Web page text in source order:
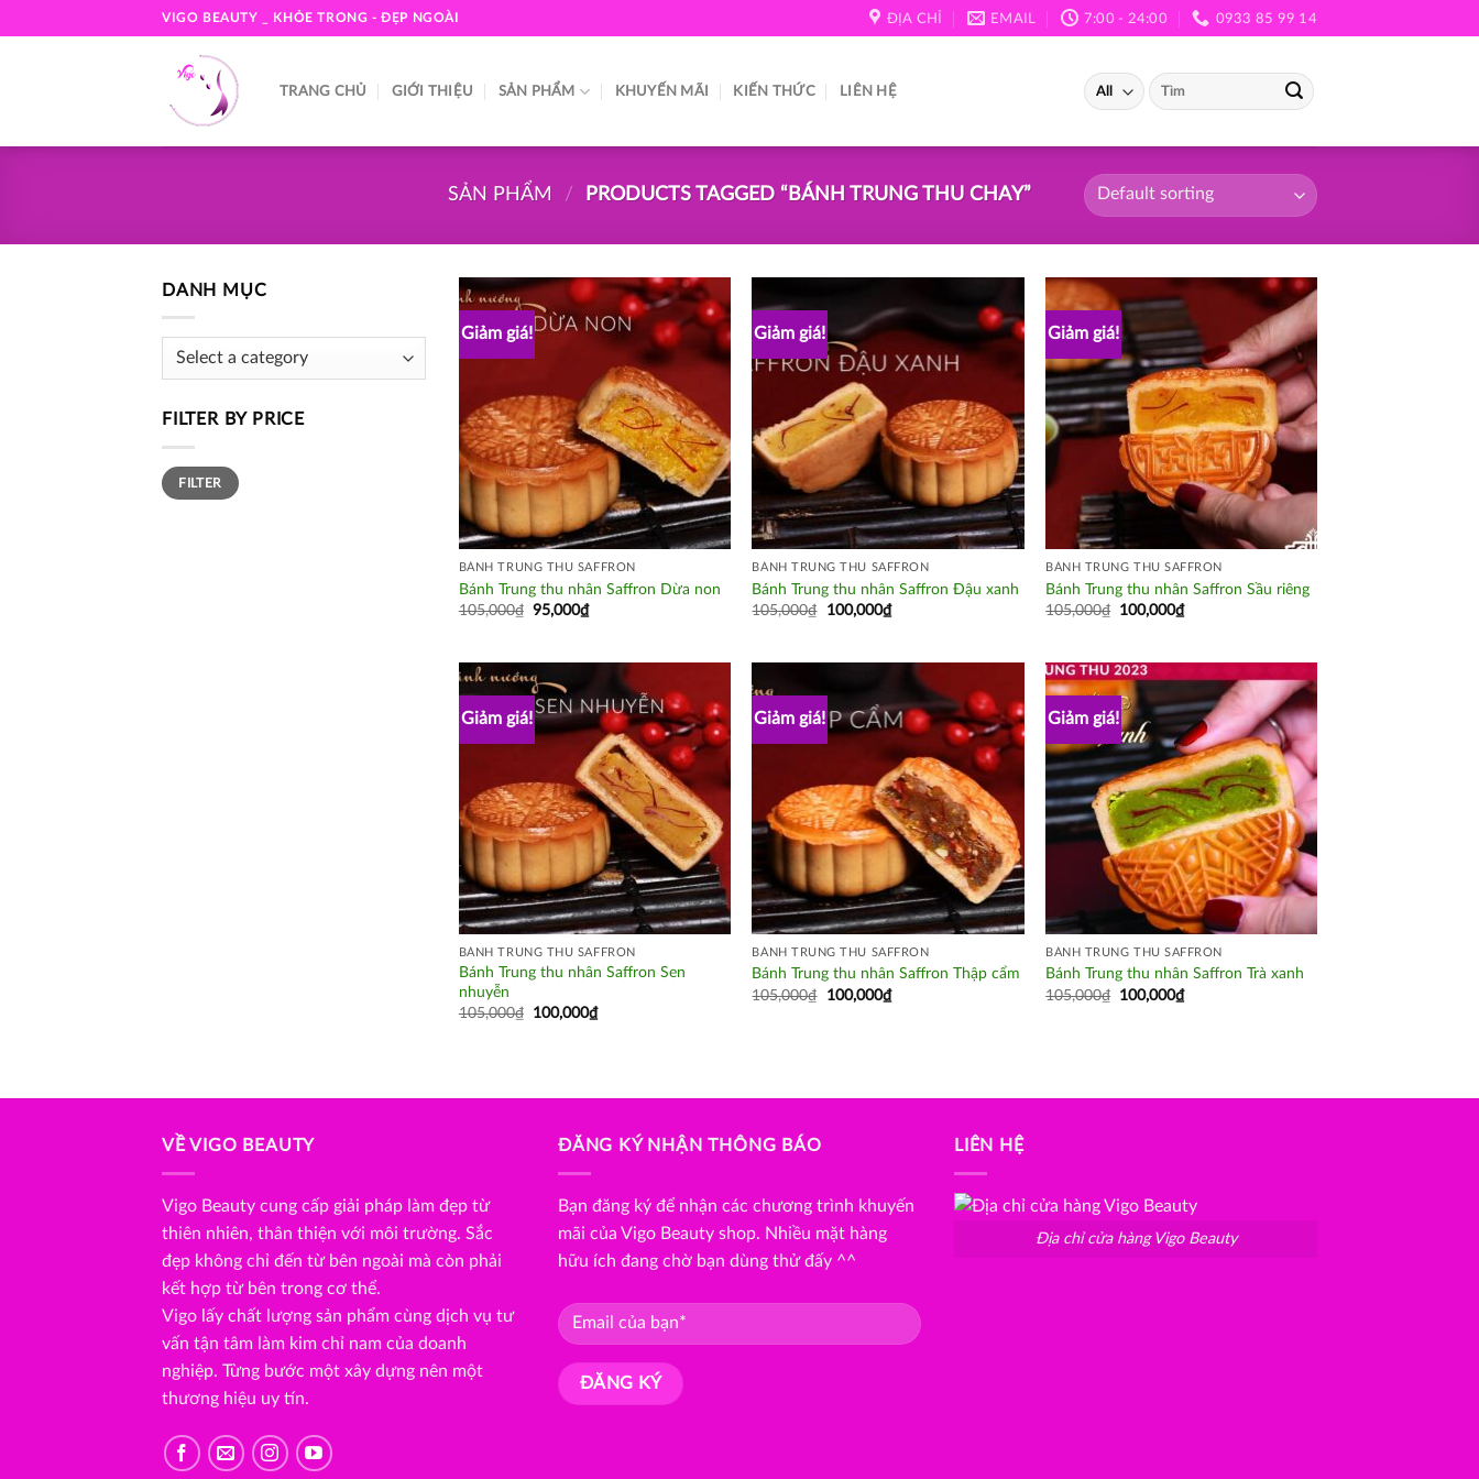
to
VIGO BEAUTY _ KHỎE TRONG - ĐẸP NGOÀI ĐỊA CHỈ EMAIL 7:00 - 24:00 0933 85 99 14
TRANG CHỦ GIỚI THIỆU SẢN PHẨM KHUYẾN MÃI KIẾN THỨC LIÊN HỆ
Search
for:
SẢN PHẨM / PRODUCTS TAGGED “BÁNH TRUNG THU CHAY”
DANH MỤC
FILTER BY PRICE
Min
price
Max
priceFILTER
Giảm giá!
BÁNH TRUNG THU SAFFRON
Bánh Trung thu nhân Saffron Dừa non
105,000₫ 95,000₫
Giảm giá!
BÁNH TRUNG THU SAFFRON
Bánh Trung thu nhân Saffron Đậu xanh
105,000₫ 100,000₫
Giảm giá!
BÁNH TRUNG THU SAFFRON
Bánh Trung thu nhân Saffron Sầu riêng
105,000₫ 100,000₫
Giảm giá!
BÁNH TRUNG THU SAFFRON
Bánh Trung thu nhân Saffron Sen
nhuyễn
105,000₫ 100,000₫
Giảm giá!
BÁNH TRUNG THU SAFFRON
Bánh Trung thu nhân Saffron Thập cẩm
105,000₫ 100,000₫
Giảm giá!
BÁNH TRUNG THU SAFFRON
Bánh Trung thu nhân Saffron Trà xanh
105,000₫ 100,000₫
VỀ VIGO BEAUTY
Vigo Beauty cung cấp giải pháp làm đẹp từ
thiên nhiên, thân thiện với môi trường. Sắc
đẹp không chỉ đến từ bên ngoài mà còn phải
kết hợp từ bên trong cơ thể.
Vigo lấy chất lượng sản phẩm cùng dịch vụ tư
vấn tận tâm làm kim chỉ nam của doanh
nghiệp. Từng bước một xây dựng nên một
thương hiệu uy tín.
ĐĂNG KÝ NHẬN THÔNG BÁO
Bạn đăng ký để nhận các chương trình khuyến
mãi của Vigo Beauty shop. Nhiều mặt hàng
hữu ích đang chờ bạn dùng thử đấy ^^
LIÊN HỆ
Địa chỉ cửa hàng Vigo Beauty